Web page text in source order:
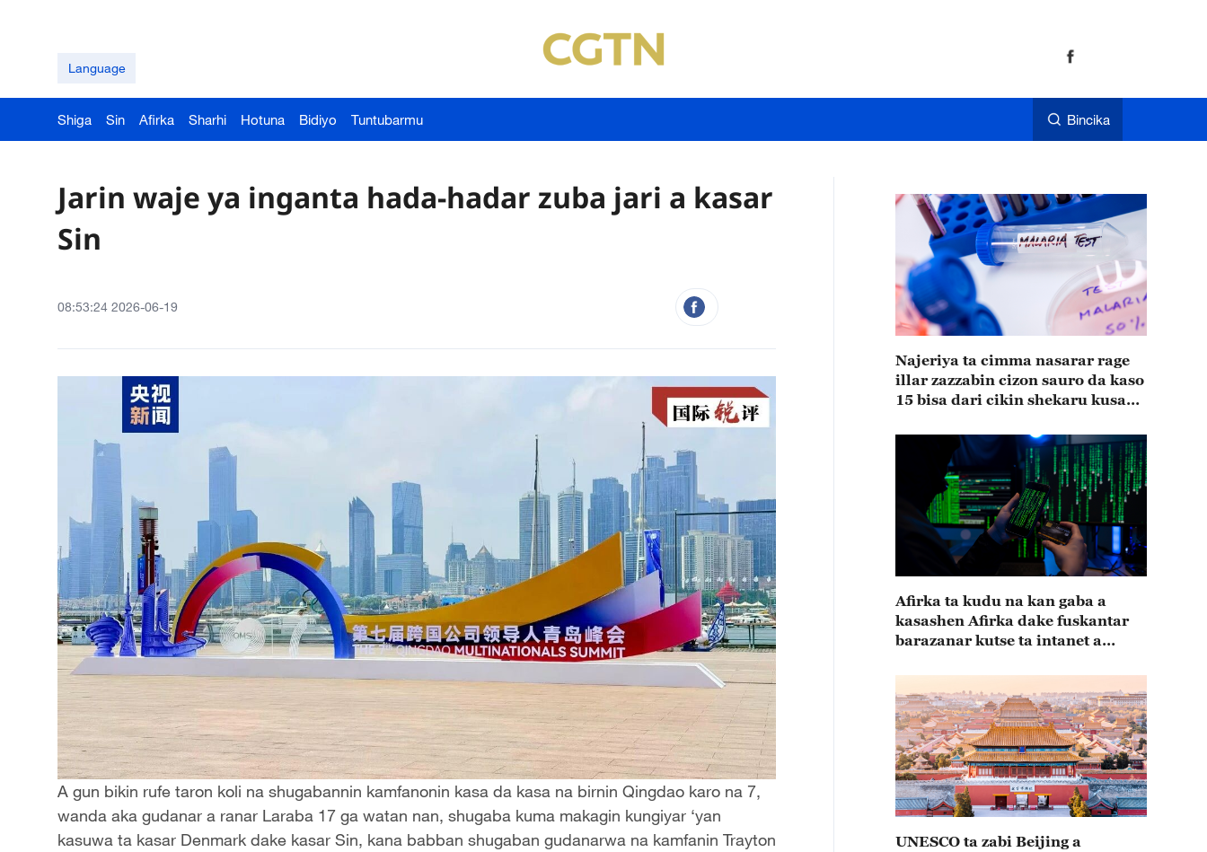
Language
Shiga Sin Afirka Sharhi Hotuna Bidiyo Tuntubarmu Bincika
Jarin waje ya inganta hada-hadar zuba jari a kasar
Sin
08:53:24 2026-06-19
A gun bikin rufe taron koli na shugabannin kamfanonin kasa da kasa na birnin Qingdao karo na 7,
wanda aka gudanar a ranar Laraba 17 ga watan nan, shugaba kuma makagin kungiyar ‘yan
kasuwa ta kasar Denmark dake kasar Sin, kana babban shugaban gudanarwa na kamfanin Trayton
Najeriya ta cimma nasarar rage
illar zazzabin cizon sauro da kaso
15 bisa dari cikin shekaru kusan
Afirka ta kudu na kan gaba a
kasashen Afirka dake fuskantar
barazanar kutse ta intanet a
UNESCO ta zabi Beijing a